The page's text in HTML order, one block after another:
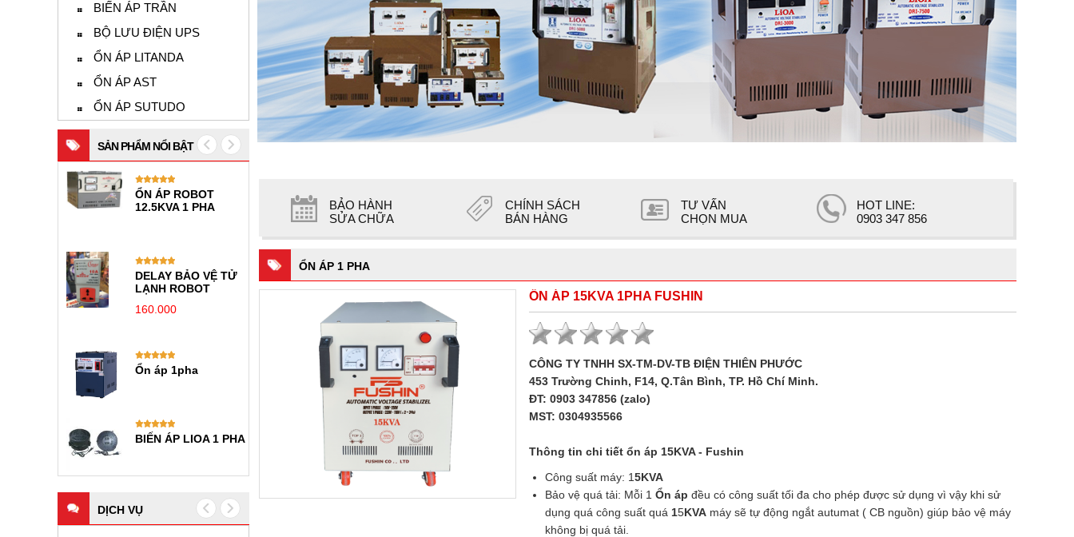
BẢO HÀNH
SỬA CHỮA
CHÍNH SÁCH
BÁN HÀNG
TƯ VẤN
CHỌN MUA
HOT LINE:
0903 347 856
ỔN ÁP 1 PHA
ỔN ÁP 15KVA 1PHA FUSHIN
CÔNG TY TNHH SX-TM-DV-TB ĐIỆN THIÊN PHƯỚC
453 Trường Chinh, F14, Q.Tân Bình, TP. Hồ Chí Minh.
ĐT: 0903 347856 (zalo)
MST: 0304935566
Thông tin chi tiết ổn áp 15KVA - Fushin
Công suất máy: 15KVA
Bảo vệ quá tải: Mỗi 1 Ổn áp đều có công suất tối đa cho phép được sử dụng vì vậy khi sử
dụng quá công suất quá 15KVA máy sẽ tự động ngắt autumat ( CB nguồn) giúp bảo vệ máy
không bị quá tải.
BIẾN ÁP TRẦN
BỘ LƯU ĐIỆN UPS
ỔN ÁP LITANDA
ỔN ÁP AST
ỔN ÁP SUTUDO
SẢN PHẨM NỔI BẬT
HANSHIN 7KVA 1
PHA
HANSHIN 6KVA 3
PHA
ỔN ÁP 3KVA
SUTUDO 1 PHA
ỔN ÁP 5KVA
DỊCH VỤ